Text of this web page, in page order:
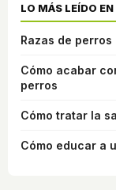
LO MÁS LEÍDO
Razas de
Cómo acabar
perros
Cómo tratar la
Cómo educar a